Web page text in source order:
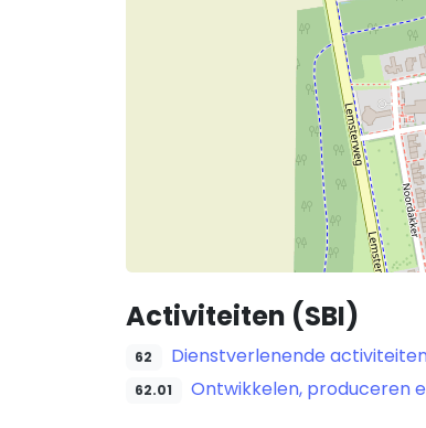
Activiteiten (SBI)
62 Dienstverlenende
62.01 Ontwikkelen, produceren